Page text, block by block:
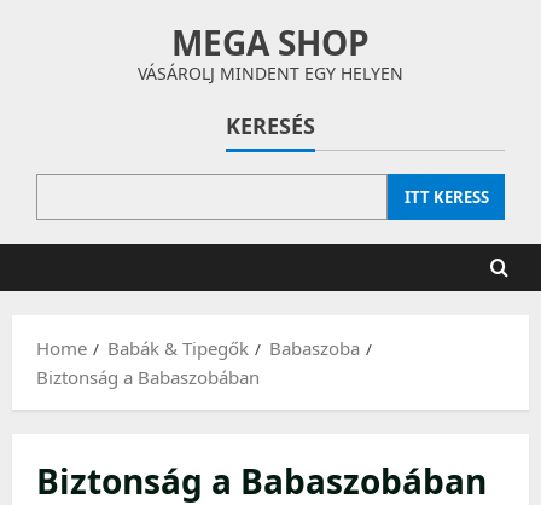
MEGA SHOP
VÁSÁROLJ MINDENT EGY HELYEN
KERESÉS
ITT KERESS
Home Babák & Tipegők
Babaszoba
Biztonság a Babaszobában
Biztonság a Babaszobában